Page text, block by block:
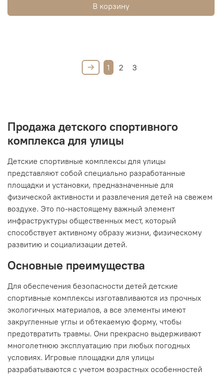
В корзину
1 2 3
Продажа детского спортивного
комплекса для улицы
Детские спортивные комплексы для улицы
представляют собой специально разработанные
площадки и установки, предназначенные для
физической активности и развлечения детей на свежем
воздухе. Это по-настоящему важный элемент
инфраструктуры общественных мест, который
способствует активному образу жизни, физическому
развитию и социализации детей.
Основные преимущества
Для обеспечения безопасности детей детские
спортивные комплексы изготавливаются из прочных
экологичных материалов, а все элементы имеют
закругленные углы и обтекаемую форму, чтобы
предотвратить травмы. Они прекрасно выдерживают
многолетнюю эксплуатацию при любых погодных
условиях. Игровые площадки для улицы
разрабатываются с учетом возрастных особенностей